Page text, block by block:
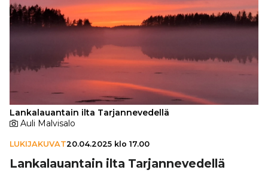
Lankalauantain ilta Tarjannevedellä
Auli Malvisalo
LUKIJAKUVAT20.04.2025 klo 17.00
Lan­ka­lau­an­tain ilta Tar­jan­ne­ve­dellä